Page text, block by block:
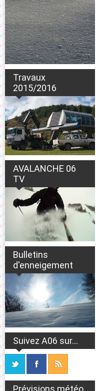
Travaux
2015/2016
AVALANCHE 06
TV
Bulletins
d'enneigement
Suivez A06 sur...
Prévisions météo